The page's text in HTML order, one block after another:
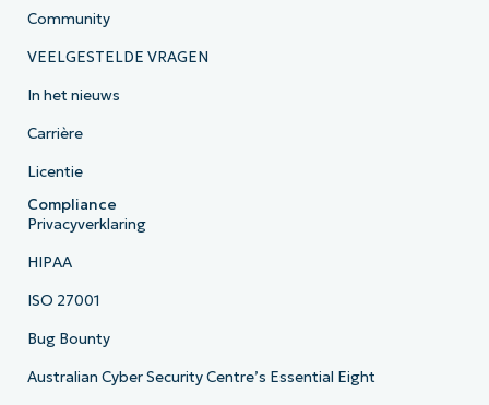
Community
VEELGESTELDE VRAGEN
In het nieuws
Carrière
Licentie
Compliance
Privacyverklaring
HIPAA
ISO 27001
Bug Bounty
Australian Cyber Security Centre’s Essential Eight